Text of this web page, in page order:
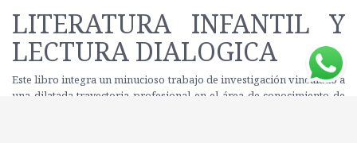
LITERATURA INFANTIL Y
LECTURA DIALOGICA
Este libro integra un minucioso trabajo de investigación vinculado a
una dilatada trayectoria profesional en el área de conocimiento de